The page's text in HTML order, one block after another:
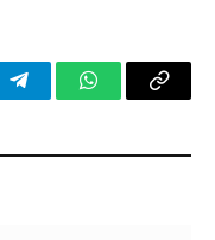
TelegramWhatsApp
Copy